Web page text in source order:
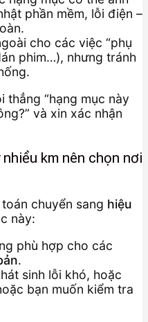
phần mềm, lỗi điện –
cho các việc “phụ
phim…), nhưng tránh
thẳng “hạng mục này
và xin xác nhận
km nên chọn nơi
chuyển sang hiệu
này:
phù hợp cho các
.
sinh lỗi khó, hoặc
bạn muốn kiểm tra